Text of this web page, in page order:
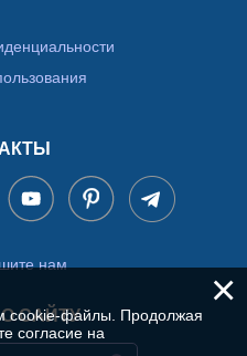
нам
САЙТУ
×
cookie-файлы. Продолжая
согласие на